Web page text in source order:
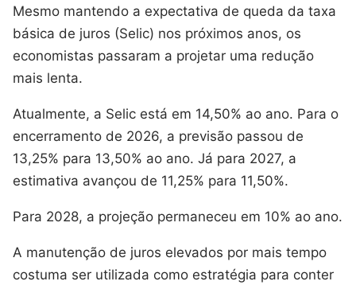
Mesmo mantendo a expectativa de queda da taxa
básica de juros (Selic) nos próximos anos, os
economistas passaram a projetar uma redução
mais lenta.
Atualmente, a Selic está em 14,50% ao ano. Para o
encerramento de 2026, a previsão passou de
13,25% para 13,50% ao ano. Já para 2027, a
estimativa avançou de 11,25% para 11,50%.
Para 2028, a projeção permaneceu em 10% ao ano.
A manutenção de juros elevados por mais tempo
costuma ser utilizada como estratégia para conter